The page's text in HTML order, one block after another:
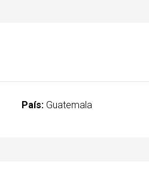
País:Guatemala